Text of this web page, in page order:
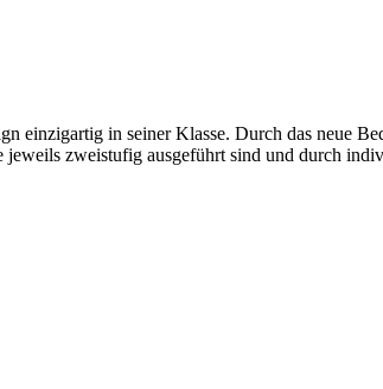
einzigartig in seiner Klasse. Durch das
zweistufig ausgeführt sind und durch